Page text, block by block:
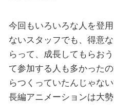
今回もいろいろな人を登
ないスタッフでも、得意
らって、成長してもらお
て参加する人も多かった
らつくっていたんじゃな
長編アニメーションは大